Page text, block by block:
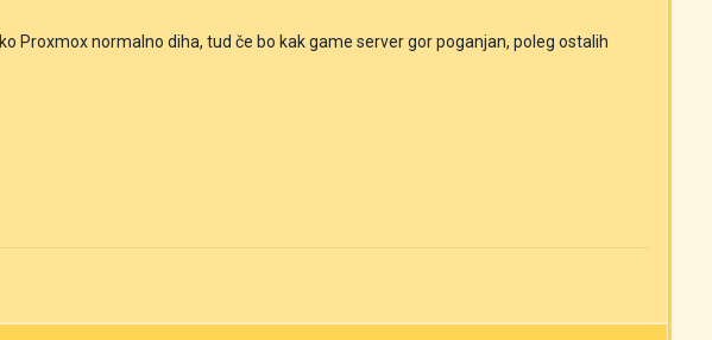
Proxmox normalno diha, tud če bo kak game server gor poganjan, poleg ostalih